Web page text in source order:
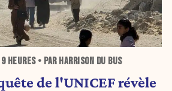
9 HEURES• PAR HARRISON DU BUS
de l'UNICEF révèle